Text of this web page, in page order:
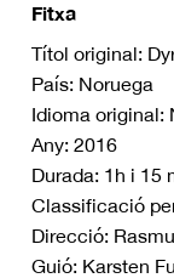
Fitxa
Títol original:
País: Noruega
Idioma original:
Any: 2016
Durada: 1h i 15
Classificació
Direcció:
Guió: Karsten